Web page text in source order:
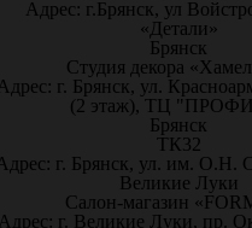
Адрес: г.Брянск, ул
«Детали»
Брянск
Студия декора
г. Брянск, ул.
(2 этаж), ТЦ
Брянск
ТК32
г. Брянск, ул. им. О.Н.
Великие Луки
Салон-магазин
г. Великие Луки, пр.